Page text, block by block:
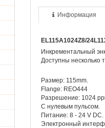
Информация
EL115A1024Z8/
Инкрементальный
Доступны несколько
Размер: 115mm.
Flange: REO444
Разрешение: 1024
С нулевым пульсом.
Питание: 8 - 24 V DC.
Электронный